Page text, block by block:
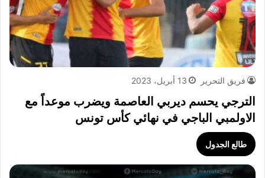
فريق التحرير 13 أبريل، 2023
الترجي يحسم ديربي العاصمة ويضرب موعداً مع
الاولمبي الباجي في نهائي كأس تونس
طالع الجدول